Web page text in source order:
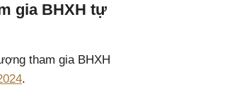
gia BHXH tự
tham gia BHXH
.